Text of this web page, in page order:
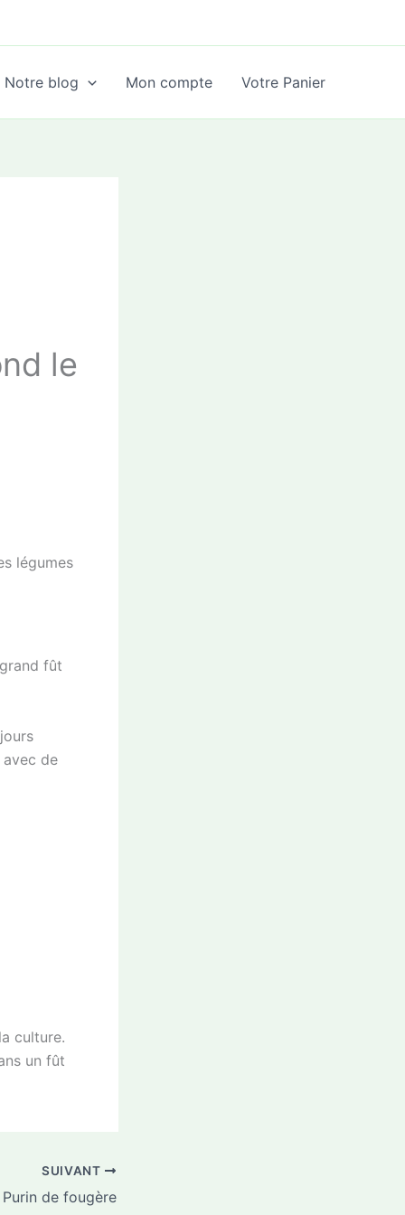
Notre blog Mon compte Votre Panier
le
légumes
fût
de
culture.
un fût
SUIVANT
Purin de fougère